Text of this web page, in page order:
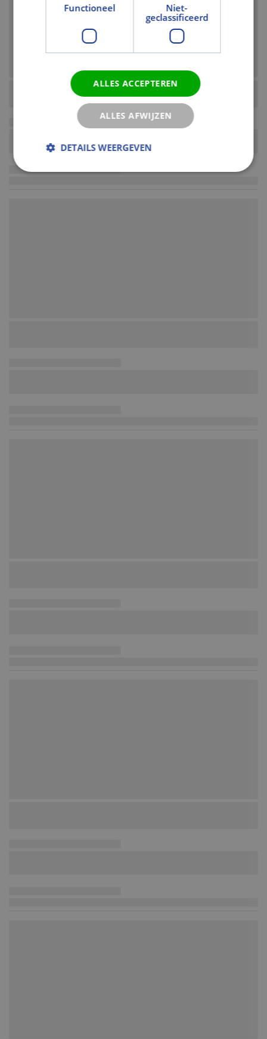
Functioneel
Niet-
geclassificeerd
ALLES ACCEPTEREN
ALLES AFWIJZEN
DETAILS WEERGEVEN